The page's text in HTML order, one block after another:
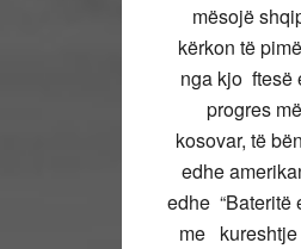
mësojë
kërkon të
nga kjo ftesë
progres
kosovar, të
edhe
edhe “Bateritë
me kureshtje